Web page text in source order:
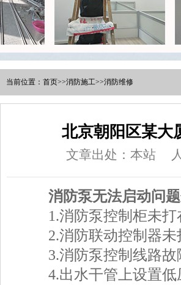
当前位置： 首页>>消防施工>>消防维修
北京朝阳区某大
文章出处：本站
消防泵无法启动问题
1.消防泵控制柜未打
2.消防联动控制器未
3.消防泵控制线路故
4.出水干管上设置低